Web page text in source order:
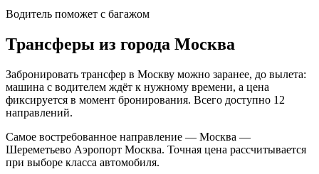
Водитель поможет с багажом
Трансферы из города Москва
Забронировать трансфер в Москву можно заранее, до вылета:
машина с водителем ждёт к нужному времени, а цена
фиксируется в момент бронирования. Всего доступно 12
направлений.
Самое востребованное направление — Москва —
Шереметьево Аэропорт Москва. Точная цена рассчитывается
при выборе класса автомобиля.